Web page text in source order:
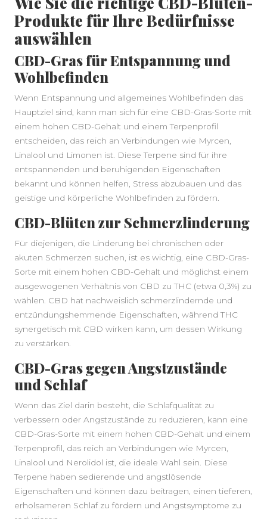
Produkte für Ihre Bedürfnisse
auswählen
CBD-Gras für Entspannung und
Wohlbefinden
Wenn Entspannung und allgemeines Wohlbefinden das
Hauptziel sind, kann man sich für eine CBD-Gras-Sorte mit
einem hohen CBD-Gehalt und einem Terpenprofil
entscheiden, das reich an Verbindungen wie Myrcen,
Linalool und Limonen ist. Diese Terpene sind für ihre
entspannenden und beruhigenden Eigenschaften
bekannt und können helfen, Stress abzubauen und das
geistige und körperliche Wohlbefinden zu fördern.
CBD-Blüten zur Schmerzlinderung
Für diejenigen, die Linderung bei chronischen oder
akuten Schmerzen suchen, ist es wichtig, eine CBD-Gras-
Sorte mit einem hohen CBD-Gehalt und möglichst einem
ausgewogenen Verhältnis von CBD zu THC (etwa 0,3%) zu
wählen. CBD hat nachweislich schmerzlindernde und
entzündungshemmende Eigenschaften, während THC
synergetisch mit CBD wirken kann, um dessen Wirkung
zu verstärken.
CBD-Gras gegen Angstzustände
und Schlaf
Wenn das Ziel darin besteht, die Schlafqualität zu
verbessern oder Angstzustände zu reduzieren, kann eine
CBD-Gras-Sorte mit einem hohen CBD-Gehalt und einem
Terpenprofil, das reich an Verbindungen wie Myrcen,
Linalool und Nerolidol ist, die ideale Wahl sein. Diese
Terpene haben sedierende und angstlösende
Eigenschaften und können dazu beitragen, einen tieferen,
erholsameren Schlaf zu fördern und Angstsymptome zu